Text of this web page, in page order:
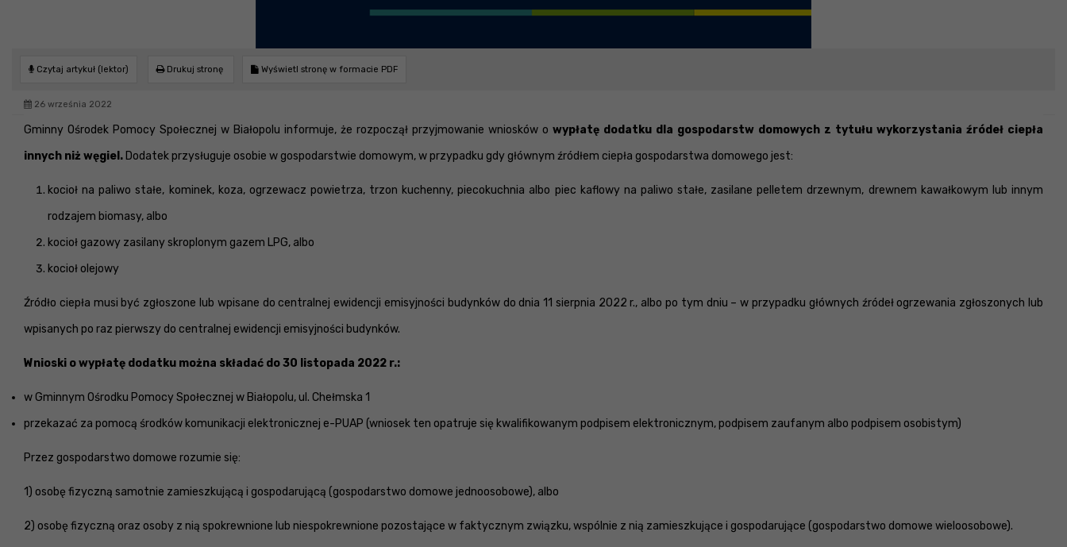
Czytaj artykuł (lektor) Drukuj stronę Wyświetl stronę w formacie PDF
26 września 2022
Gminny Ośrodek Pomocy Społecznej w Białopolu informuje, że rozpoczął przyjmowanie wniosków o wypłatę dodatku dla gospodarstw domowych z tytułu wykorzystania źródeł ciepła
innych niż węgiel. Dodatek przysługuje osobie w gospodarstwie domowym, w przypadku gdy głównym źródłem ciepła gospodarstwa domowego jest:
kocioł na paliwo stałe, kominek, koza, ogrzewacz powietrza, trzon kuchenny, piecokuchnia albo piec kaflowy na paliwo stałe, zasilane pelletem drzewnym, drewnem kawałkowym lub innym
rodzajem biomasy, albo
kocioł gazowy zasilany skroplonym gazem LPG, albo
kocioł olejowy
Źródło ciepła musi być zgłoszone lub wpisane do centralnej ewidencji emisyjności budynków do dnia 11 sierpnia 2022 r., albo po tym dniu – w przypadku głównych źródeł ogrzewania zgłoszonych lub
wpisanych po raz pierwszy do centralnej ewidencji emisyjności budynków.
Wnioski o wypłatę dodatku można składać do 30 listopada 2022 r.:
w Gminnym Ośrodku Pomocy Społecznej w Białopolu, ul. Chełmska 1
przekazać za pomocą środków komunikacji elektronicznej e-PUAP (wniosek ten opatruje się kwalifikowanym podpisem elektronicznym, podpisem zaufanym albo podpisem osobistym)
Przez gospodarstwo domowe rozumie się:
1) osobę fizyczną samotnie zamieszkującą i gospodarującą (gospodarstwo domowe jednoosobowe), albo
2) osobę fizyczną oraz osoby z nią spokrewnione lub niespokrewnione pozostające w faktycznym związku, wspólnie z nią zamieszkujące i gospodarujące (gospodarstwo domowe wieloosobowe).